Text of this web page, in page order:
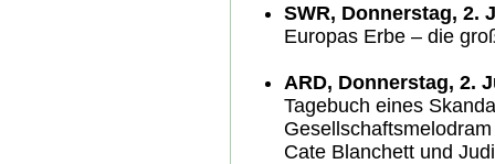
SWR, Donnerstag, 2.
Europas Erbe – die
ARD, Donnerstag, 2.
Tagebuch eines
Cate Blanchett und